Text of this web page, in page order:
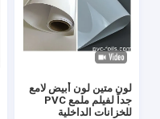
لون متين لون أبيض لامع
جداً لفيلم ملمع PVC
للخزانات الداخلية